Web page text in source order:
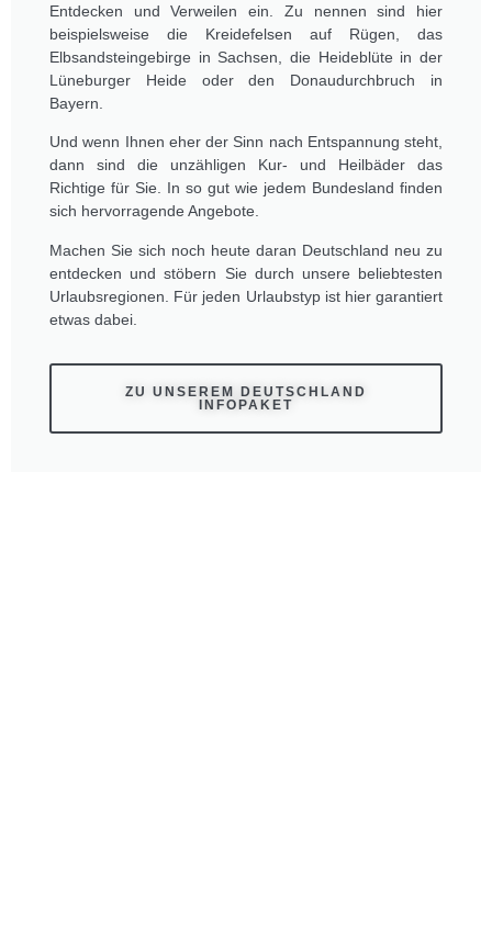
Entdecken und Verweilen ein. Zu nennen sind hier
beispielsweise die Kreidefelsen auf Rügen, das
Elbsandsteingebirge in Sachsen, die Heideblüte in der
Lüneburger Heide oder den Donaudurchbruch in
Bayern.
Und wenn Ihnen eher der Sinn nach Entspannung steht,
dann sind die unzähligen Kur- und Heilbäder das
Richtige für Sie. In so gut wie jedem Bundesland finden
sich hervorragende Angebote.
Machen Sie sich noch heute daran Deutschland neu zu
entdecken und stöbern Sie durch unsere beliebtesten
Urlaubsregionen. Für jeden Urlaubstyp ist hier garantiert
etwas dabei.
ZU UNSEREM DEUTSCHLAND
INFOPAKET